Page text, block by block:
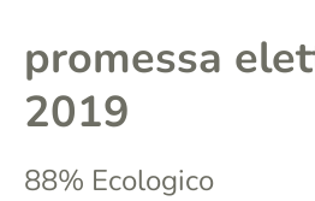
promessa
2019
88% Ecologico